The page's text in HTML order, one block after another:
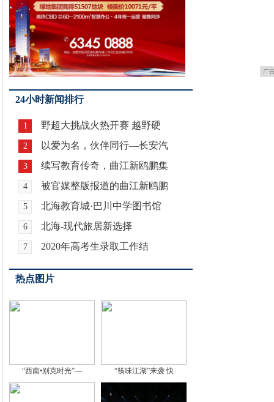
广
24小时新闻排行
1 野超大挑战火热开赛 越野硬
2 以爱为名，伙伴同行—长安汽
3 续写教育传奇，曲江新鸥鹏集
4 被官媒整版报道的曲江新鸥鹏
5 北海教育城·巴川中学图书馆
6 北海-现代旅居新选择
7 2020年高考生录取工作结
热点图片
“西南•别克时光”— “筷味江湖”来袭 快